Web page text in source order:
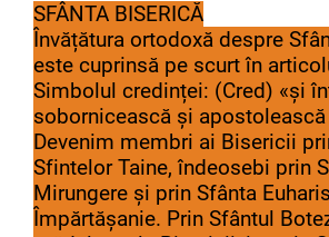
SFÂNTA BISERICĂ
Învățătura ortodoxă despre
este cuprinsă pe scurt în
Simbolul credinței: (Cred) «și
sobornicească și apostolească
Devenim membri ai Bisericii
Sfintelor Taine, îndeosebi prin
Mirungere și prin Sfânta
Împărtășanie. Prin Sfântul